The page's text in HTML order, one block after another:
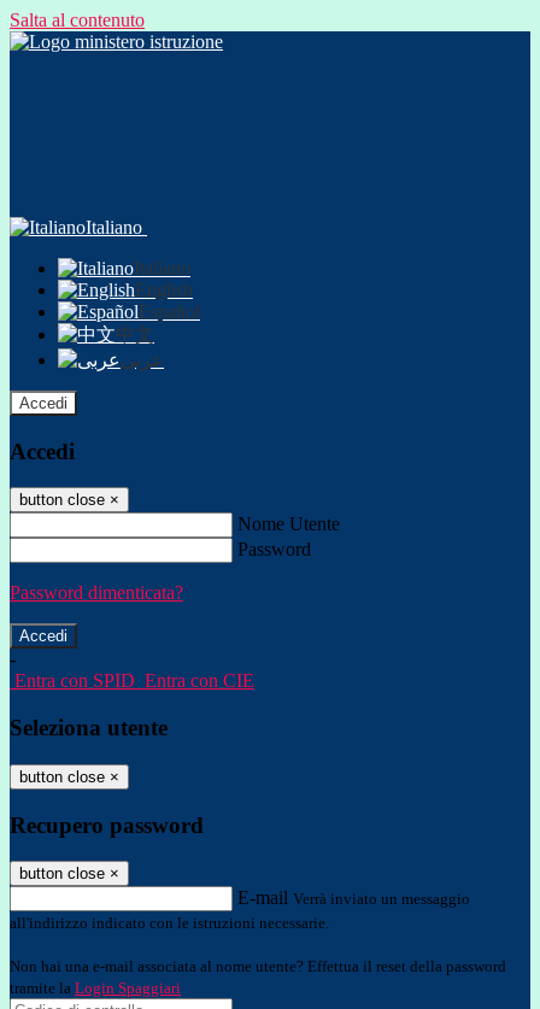
Salta al contenuto
Italiano
Italiano
English
Español
中文
عربى
Accedi
Accedi
button close ×
Nome Utente
Password
Password dimenticata?
-
Entra con SPID Entra con CIE
Seleziona utente
button close ×
Recupero password
button close ×
E-mail Verrà inviato un messaggio
all'indirizzo indicato con le istruzioni necessarie.
Non hai una e-mail associata al nome utente? Effettua il reset della password
tramite la Login Spaggiari